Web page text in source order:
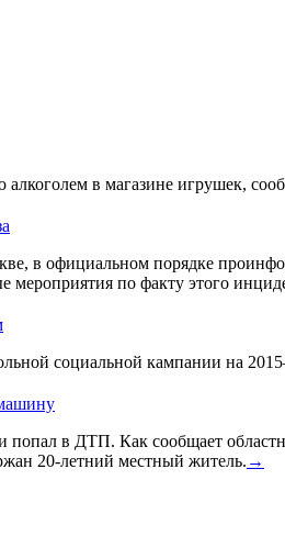
в магазине игрушек,
в официальном порядке
по факту этого
социальной кампании на
попал в ДТП. Как сообщает
20-летний местный житель. →